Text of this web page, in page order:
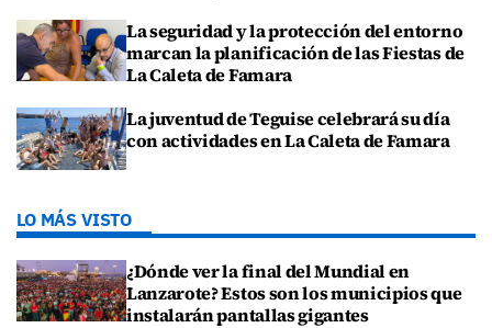
La seguridad y la protección del entorno
marcan la planificación de las Fiestas de
La Caleta de Famara
La juventud de Teguise celebrará su día
con actividades en La Caleta de Famara
LO MÁS VISTO
¿Dónde ver la final del Mundial en
Lanzarote? Estos son los municipios que
instalarán pantallas gigantes